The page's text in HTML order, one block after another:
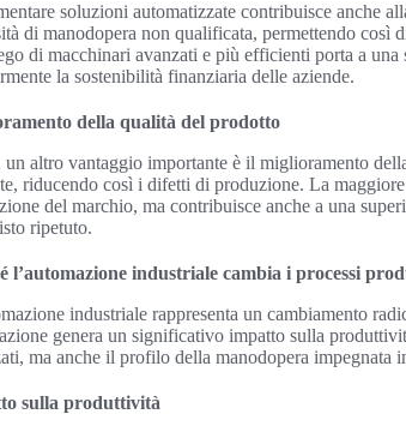
soluzioni automatizzate contribuisce anche
di manodopera non qualificata, permettendo
di macchinari avanzati e più efficienti porta a
la sostenibilità finanziaria delle aziende.
della qualità del prodotto
altro vantaggio importante è il miglioramento
riducendo così i difetti di produzione. La
del marchio, ma contribuisce anche a una
ripetuto.
l’automazione industriale cambia i processi
industriale rappresenta un cambiamento
genera un significativo impatto sulla
ma anche il profilo della manodopera impegnata
sulla produttività